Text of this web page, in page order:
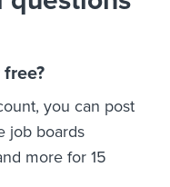
you can post
job boards
more for 15